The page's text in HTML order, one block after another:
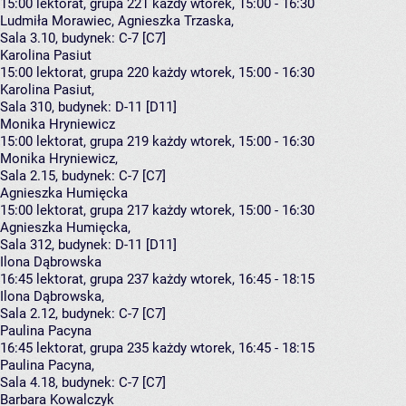
15:00 lektorat, grupa 221
każdy wtorek, 15:00 - 16:30
Ludmiła Morawiec, Agnieszka Trzaska,
Sala 3.10, budynek: C-7 [C7]
Karolina Pasiut
15:00 lektorat, grupa 220 każdy wtorek, 15:00 - 16:30
Karolina Pasiut,
Sala 310, budynek: D-11 [D11]
Monika Hryniewicz
15:00 lektorat, grupa 219 każdy wtorek, 15:00 - 16:30
Monika Hryniewicz,
Sala 2.15, budynek: C-7 [C7]
Agnieszka Humięcka
15:00 lektorat, grupa 217 każdy wtorek, 15:00 - 16:30
Agnieszka Humięcka,
Sala 312, budynek: D-11 [D11]
Ilona Dąbrowska
16:45 lektorat, grupa 237 każdy wtorek, 16:45 - 18:15
Ilona Dąbrowska,
Sala 2.12, budynek: C-7 [C7]
Paulina Pacyna
16:45 lektorat, grupa 235 każdy wtorek, 16:45 - 18:15
Paulina Pacyna,
Sala 4.18, budynek: C-7 [C7]
Barbara Kowalczyk